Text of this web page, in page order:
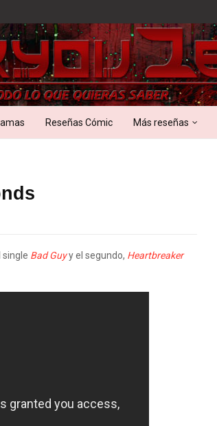
Reseñas Cómic Más reseñas
Bad Guyy el segundo, Heartbreaker